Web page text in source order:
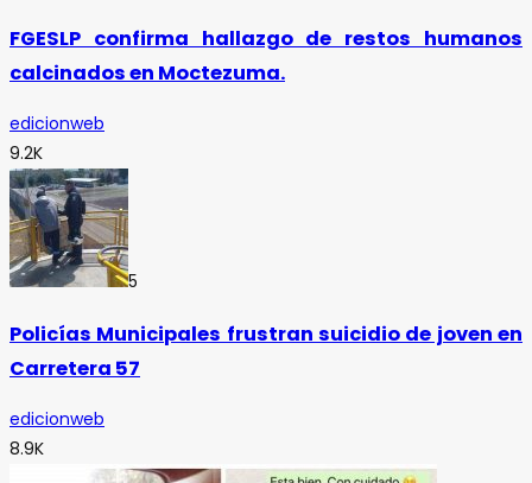
FGESLP confirma hallazgo de restos humanos
calcinados en Moctezuma.
edicionweb
9.2K
5
Policías Municipales frustran suicidio de joven en
Carretera 57
edicionweb
8.9K